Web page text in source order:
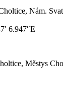
Nám.
6.947″E
Městys